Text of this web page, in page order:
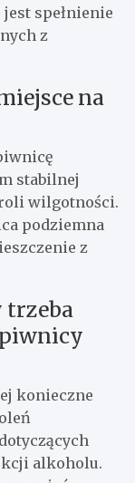
spełnienie
z
na
stabilnej
wilgotności.
podziemna
z
trzeba
konieczne
alkoholu.